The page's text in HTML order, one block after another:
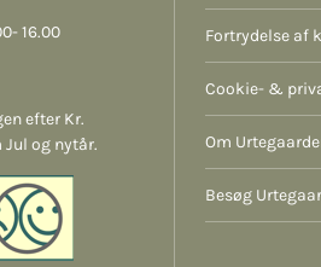
16.00
efter Kr.
og nytår.
Fortrydelse af
Cookie- &
Om
Besøg